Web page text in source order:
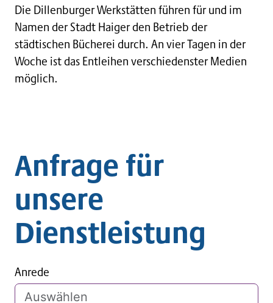
Die Dillenburger Werkstätten führen für und im
Namen der Stadt Haiger den Betrieb der
städtischen Bücherei durch. An vier Tagen in der
Woche ist das Entleihen verschiedenster Medien
möglich.
Anfrage für
unsere
Dienstleistung
Anrede